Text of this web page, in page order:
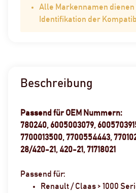
Alle Markennamen
Identifikation der
Beschreibung
Passend für OEM Nummern:
780240, 6005003079,
7700013500, 7700554443,
28/420-21, 420-21, 71718021
Passend für:
Renault / Claas > 1000